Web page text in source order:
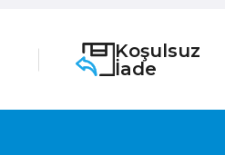
Koşulsuz
İade